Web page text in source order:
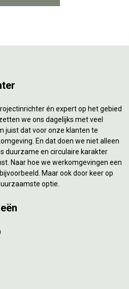
én expert op het gebied
we ons dagelijks met veel
juist dat voor onze klanten te
En dat doen we niet alleen
duurzame en circulaire karakter
Naar hoe we werkomgevingen een
Maar ook door keer op
optie.